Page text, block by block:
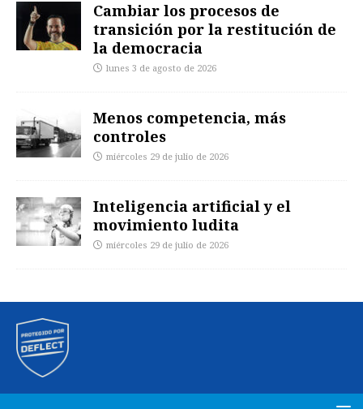
Cambiar los procesos de
transición por la restitución de
la democracia
lunes 3 de agosto de 2026
Menos competencia, más
controles
miércoles 29 de julio de 2026
Inteligencia artificial y el
movimiento ludita
miércoles 29 de julio de 2026